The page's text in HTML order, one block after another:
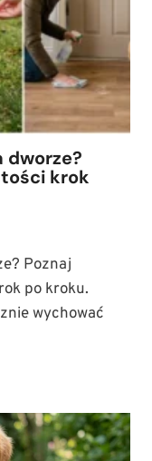
dworze?
krok
Poznaj
po kroku.
wychować